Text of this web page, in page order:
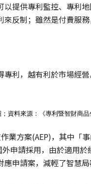
提供專利監控、專利
反制；雖然是付費服務
利，越有利於市場經
資料來源：《專利暨智財商
業方案(AEP)，其中「
申請採用，由於適用
申請案，減輕了智慧